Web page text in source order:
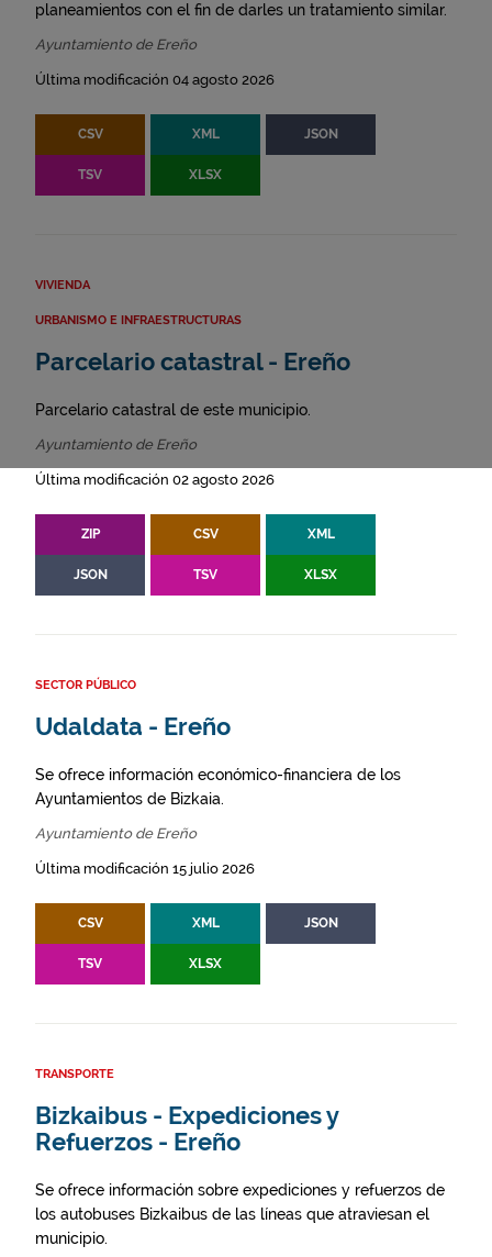
planeamientos con el fin de darles un tratamiento similar.
Ayuntamiento de Ereño
Última modificación 04 agosto 2026
CSV XML JSON
TSV XLSX
VIVIENDA
URBANISMO E INFRAESTRUCTURAS
Parcelario catastral - Ereño
Parcelario catastral de este municipio.
Ayuntamiento de Ereño
Última modificación 02 agosto 2026
ZIP CSV XML
JSON TSV XLSX
SECTOR PÚBLICO
Udaldata - Ereño
Se ofrece información económico-financiera de los
Ayuntamientos de Bizkaia.
Ayuntamiento de Ereño
Última modificación 15 julio 2026
CSV XML JSON
TSV XLSX
TRANSPORTE
Bizkaibus - Expediciones y
Refuerzos - Ereño
Se ofrece información sobre expediciones y refuerzos de
los autobuses Bizkaibus de las líneas que atraviesan el
municipio.